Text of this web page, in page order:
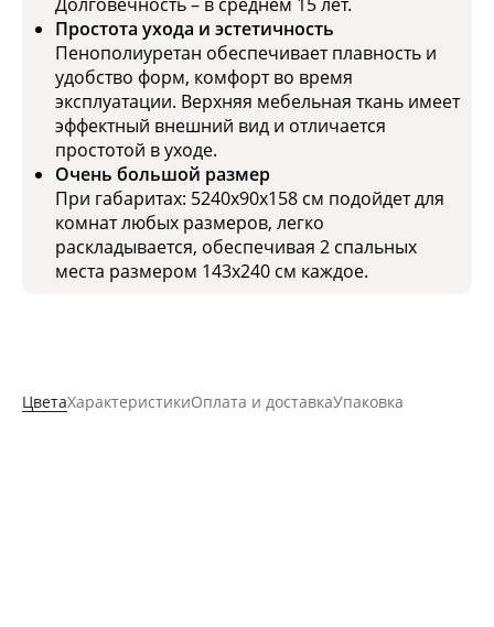
Простота ухода и эстетичность
Пенополиуретан обеспечивает плавность и
удобство форм, комфорт во время
эксплуатации. Верхняя мебельная ткань имеет
эффектный внешний вид и отличается
простотой в уходе.
Очень большой размер
При габаритах: 5240x90x158 см подойдет для
комнат любых размеров, легко
раскладывается, обеспечивая 2 спальных
места размером 143x240 см каждое.
ЦветаХарактеристикиОплата и доставкаУпаковка